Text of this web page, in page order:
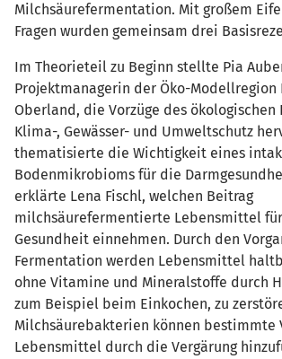
Milchsäurefermentation. Mit großem
Fragen wurden gemeinsam drei
Im Theorieteil zu Beginn stellte Pia
Projektmanagerin der Öko-Modellregion
Oberland, die Vorzüge des ökologischen
Klima-, Gewässer- und Umweltschutz
thematisierte die Wichtigkeit eines
Bodenmikrobioms für die
erklärte Lena Fischl, welchen Beitrag
milchsäurefermentierte Lebensmittel
Gesundheit einnehmen. Durch den
Fermentation werden Lebensmittel
ohne Vitamine und Mineralstoffe durch
zum Beispiel beim Einkochen, zu
Milchsäurebakterien können bestimmte
Lebensmittel durch die Vergärung